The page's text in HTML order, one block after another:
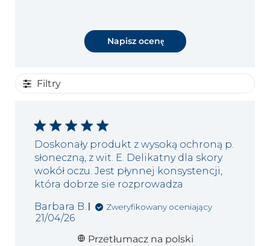
Napisz ocenę
Filtry
Doskonały produkt z wysoką ochroną p.
słoneczną, z wit. E. Delikatny dla skory
wokół oczu. Jest płynnej konsystencji,
która dobrze sie rozprowadza
Barbara B.
Zweryfikowany oceniający
Data
21/04/26
Przetłumacz na polski